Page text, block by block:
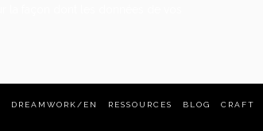
DREAMWORK/EN RESSOURCES BLOG CRAFT